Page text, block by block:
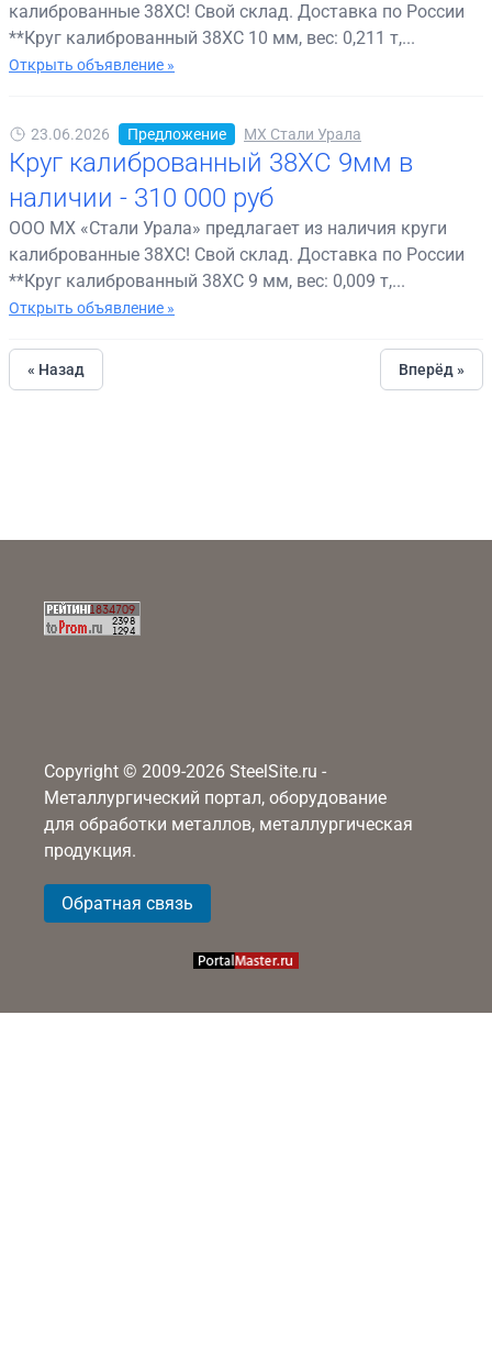
калиброванные 38ХС! Свой склад. Доставка по России
**Круг калиброванный 38ХС 10 мм, вес: 0,211 т,...
Открыть объявление »
23.06.2026 Предложение МХ Стали Урала
Круг калиброванный 38ХС 9мм в
наличии - 310 000 руб
ООО МХ «Стали Урала» предлагает из наличия круги
калиброванные 38ХС! Свой склад. Доставка по России
**Круг калиброванный 38ХС 9 мм, вес: 0,009 т,...
Открыть объявление »
« Назад Вперёд »
Copyright © 2009-2026 SteelSite.ru -
Металлургический портал, оборудование
для обработки металлов, металлургическая
продукция.
Обратная связь